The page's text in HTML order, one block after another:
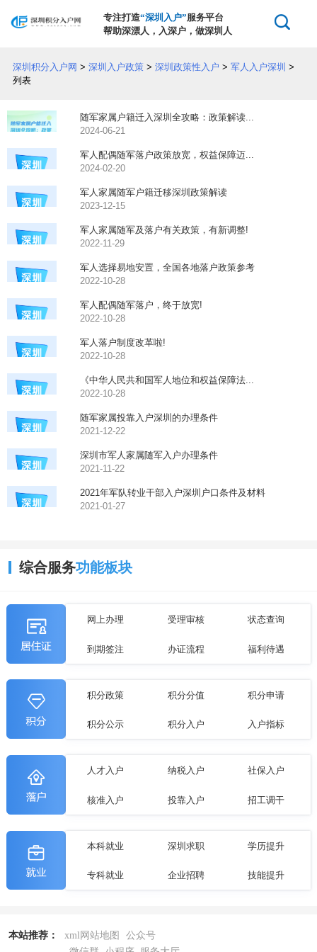
专注打造“深圳入户”服务平台
帮助深漂人，入深户，做深圳人
深圳积分入户网 > 深圳入户政策> 深圳政策性入户 > 军人入户深圳 >
列表
随军家属户籍迁入深圳全攻略：政策解读...
2024-06-21
军人配偶随军落户政策放宽，权益保障迈...
2024-02-20
军人家属随军户籍迁移深圳政策解读
2023-12-15
军人家属随军及落户有关政策，有新调整!
2022-11-29
军人选择易地安置，全国各地落户政策参考
2022-10-28
军人配偶随军落户，终于放宽!
2022-10-28
军人落户制度改革啦!
2022-10-28
《中华人民共和国军人地位和权益保障法...
2022-10-28
随军家属投靠入户深圳的办理条件
2021-12-22
深圳市军人家属随军入户办理条件
2021-11-22
2021年军队转业干部入户深圳户口条件及材料
2021-01-27
综合服务功能板块
网上办理 受理审核 状态查询
到期签注 办证流程 福利待遇
积分政策 积分分值 积分申请
积分公示 积分入户 入户指标
人才入户 纳税入户 社保入户
核准入户 投靠入户 招工调干
本科就业 深圳求职 学历提升
专科就业 企业招聘 技能提升
本站推荐： xml网站地图
公众号